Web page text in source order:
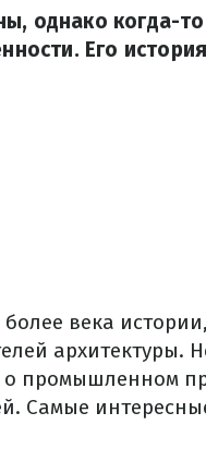
однако когда-
Его
века
архитектуры.
о промышленном
Самые